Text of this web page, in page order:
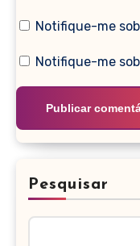
Notifique-me
Notifique-me
Pesquisar